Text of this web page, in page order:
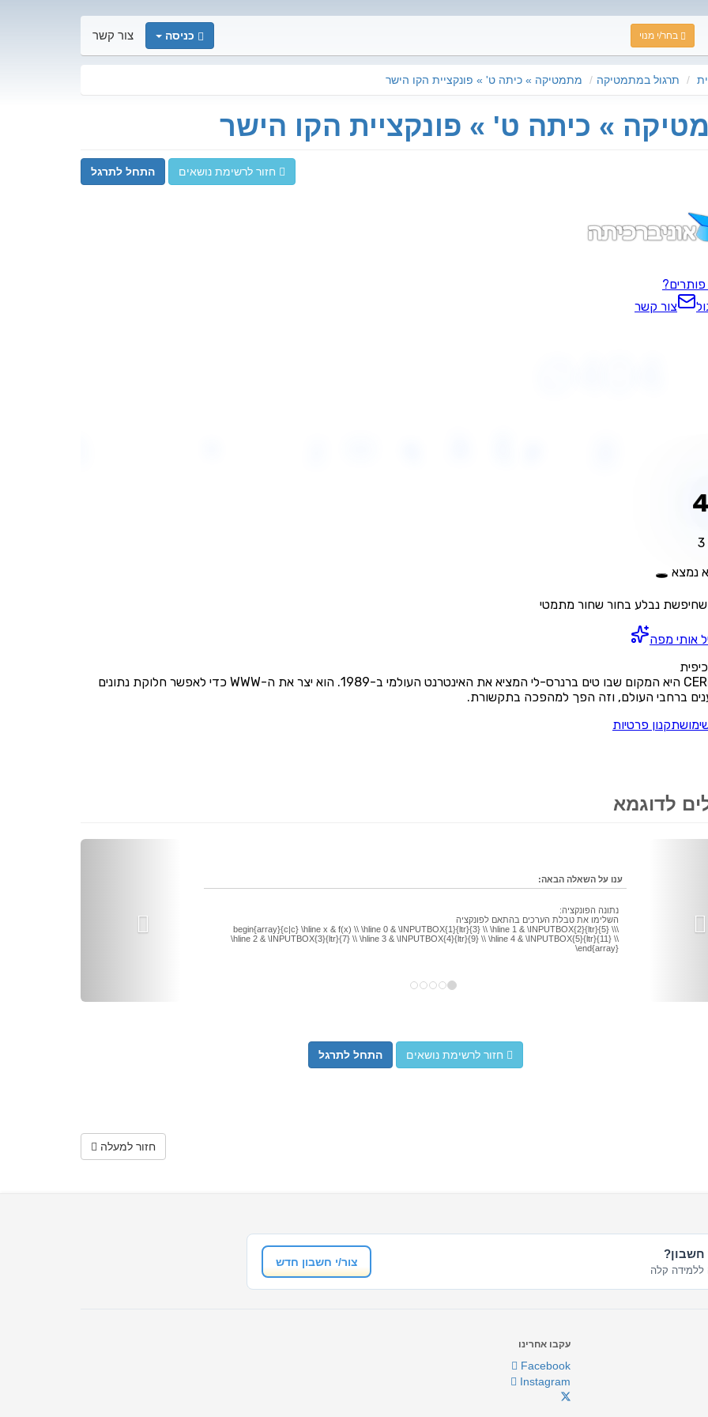
בחר/י מנוי כניסה צור קשר
תרגול במתמטיקה מתמטיקה » כיתה ט' » פונקציית הקו הישר
» כיתה ט' » פונקציית הקו הישר
חזור לרשימת נושאים התחל לתרגל
לדוגמא
ענו על השאלה הבאה:
נתונה הפונקציה:
השלימו את טבלת הערכים בהתאם לפונקציה
\begin{array}{c|c} \hline x & f(x) \\ \hline 0 & \INPUTBOX{1}{ltr}{3} \\ \hline 1 & \INPUTBOX{2}{ltr}{5} \\
\hline 2 & \INPUTBOX{3}{ltr}{7} \\ \hline 3 & \INPUTBOX{4}{ltr}{9} \\ \hline 4 & \INPUTBOX{5}{ltr}{11} \\
\end{array}
חזור לרשימת נושאים התחל לתרגל
חזור למעלה
חשבון?
קלה
צור/י חשבון חדש
עקבו אחרינו
Facebook
Instagram